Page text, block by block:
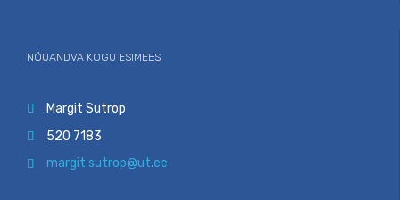
NÕUANDVA KOGU ESIMEES
 Margit Sutrop
 520 7183
 margit.sutrop@ut.ee